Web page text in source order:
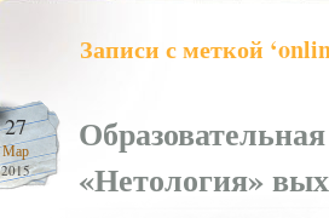
Записи с меткой
27
Мар
2015
«Нетология»